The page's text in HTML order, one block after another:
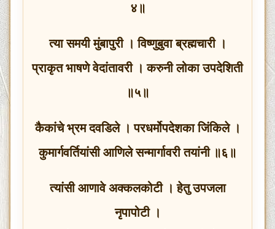
४॥
त्या समयी मुंबापुरी । विष्णुबुवा ब्रह्मचारी ।
प्राकृत भाषणे वेदांतावरी । करुनी लोका उपदेशिती
॥५॥
कैकांचे भ्रम दवडिले । परधर्मोपदेशका जिंकिले ।
कुमार्गवर्तियांसी आणिले सन्मार्गावरी तयांनी ॥६॥
त्यांसी आणावे अक्कलकोटी । हेतु उपजला
नृपापोटी ।